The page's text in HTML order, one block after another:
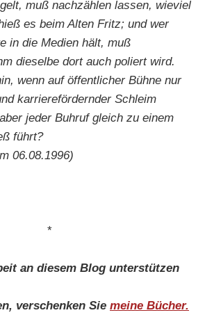
muß nachzählen lassen, wieviel
es beim Alten Fritz; und wer
in die Medien hält, muß
dieselbe dort auch poliert wird.
wenn auf öffentlicher Bühne nur
karrierefördernder Schleim
jeder Buhruf gleich zu einem
führt?
06.08.1996)
*
an diesem Blog unterstützen
verschenken Sie meine Bücher.